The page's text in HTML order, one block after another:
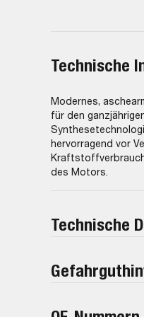
Technische
Modernes,
für den
hervorragend vor
des Motors.
Technische